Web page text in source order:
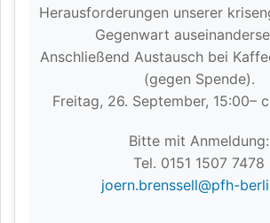
Herausforderungen unserer
Gegenwart
Anschließend Austausch bei
(gegen Spende).
Freitag, 26. September, 15:00–
Bitte mit Anmeldung:
Tel. 0151 1507 7478
joern.brenssell@pfh-